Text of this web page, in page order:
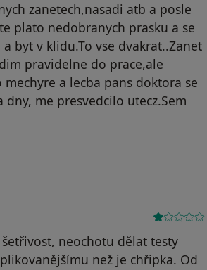
zanetech,nasadi atb a posle
plato nedobranych prasku a se
byt v klidu.To vse dvakrat..Zanet
pravidelne do prace,ale
a lecba pans doktora se
me presvedcilo utecz.Sem
ZJ
neochotu dělat testy
než je chřipka. Od